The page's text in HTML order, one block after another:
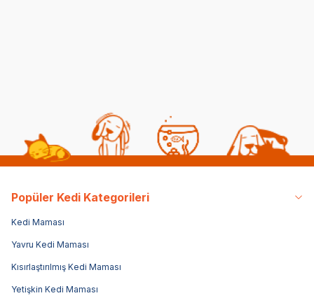
Popüler Kedi Kategorileri
Kedi Maması
Yavru Kedi Maması
Kısırlaştırılmış Kedi Maması
Yetişkin Kedi Maması